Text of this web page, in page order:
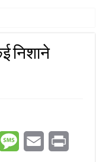
निशाने
WhatsAppMessageEmail